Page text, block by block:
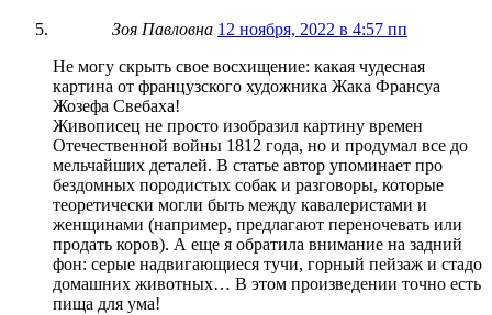
Зоя Павловна 12 ноября, 2022 в 4:57 пп
Не могу скрыть свое восхищение: какая чудесная
картина от французского художника Жака Франсуа
Жозефа Свебаха!
Живописец не просто изобразил картину времен
Отечественной войны 1812 года, но и продумал все до
мельчайших деталей. В статье автор упоминает про
бездомных породистых собак и разговоры, которые
теоретически могли быть между кавалеристами и
женщинами (например, предлагают переночевать или
продать коров). А еще я обратила внимание на задний
фон: серые надвигающиеся тучи, горный пейзаж и стадо
домашних животных… В этом произведении точно есть
пища для ума!